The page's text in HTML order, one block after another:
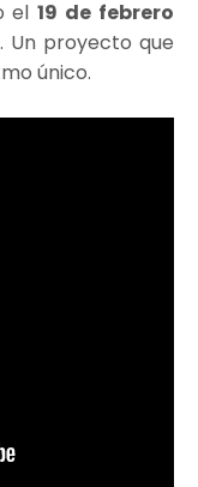
el19 de febrero
. Un proyecto que
único.